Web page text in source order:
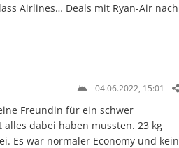
Airlines… Deals mit Ryan-Air nach
04.06.2022, 15:01
Freundin für ein schwer
dabei haben mussten. 23 kg
Es war normaler Economy und kein